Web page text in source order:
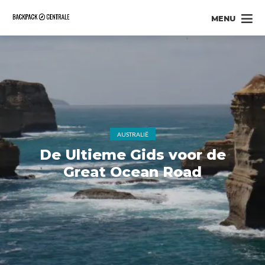
MENU
AUSTRALIË
De Ultieme Gids voor de
Great Ocean Road